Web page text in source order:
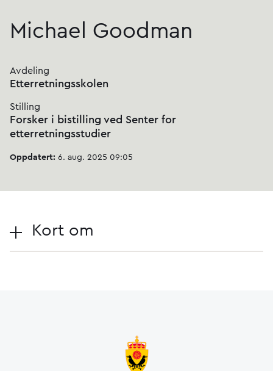
Michael Goodman
Avdeling
Etterretningsskolen
Stilling
Forsker i bistilling ved Senter for
etterretningsstudier
Oppdatert: 6. aug. 2025 09:05
Kort om